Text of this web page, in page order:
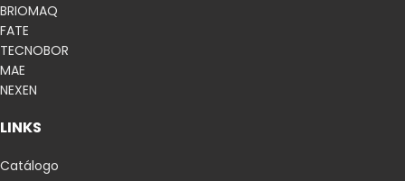
BRIOMAQ
FATE
TECNOBOR
MAE
NEXEN
LINKS
Catálogo